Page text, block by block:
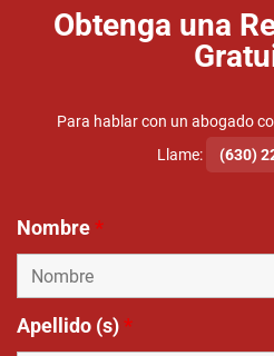
Obtenga una
Para hablar con un abogado
Llame:
(630)
Nombre*
Apellido (s)*